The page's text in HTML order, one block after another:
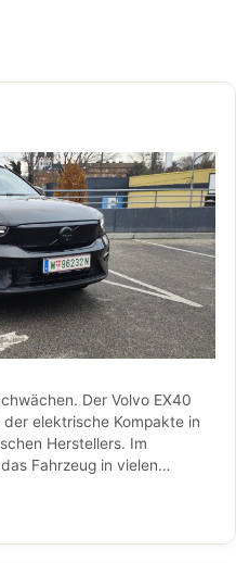
Der Volvo EX40
elektrische Kompakte in
Herstellers. Im
Fahrzeug in vielen
Schwächen in den
Bedienbarkeit trüben das